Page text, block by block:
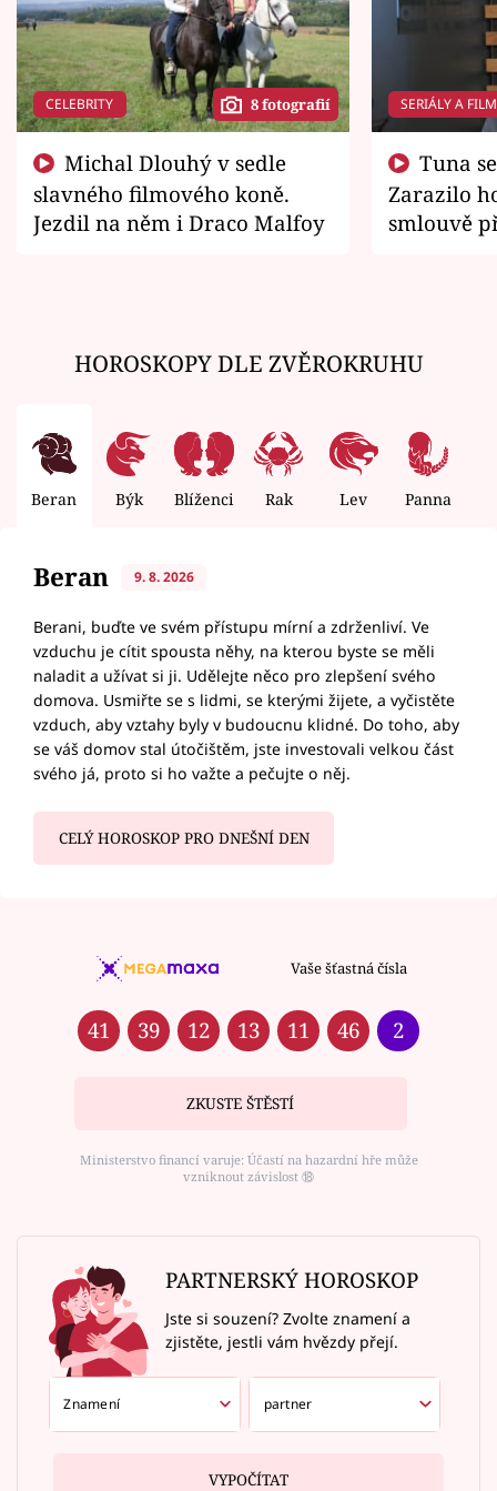
CELEBRITY 8 fotografií
slavného filmového koně.
Jezdil na něm i Draco Malfoy
SERIÁLY A
Zarazilo
smlouvě
HOROSKOPY DLE ZVĚROKRUHU
Beran Býk Blíženci Rak Lev Panna
Beran 9. 8. 2026
Berani, buďte ve svém přístupu mírní a zdrženliví. Ve
vzduchu je cítit spousta něhy, na kterou byste se měli
naladit a užívat si ji. Udělejte něco pro zlepšení svého
domova. Usmiřte se s lidmi, se kterými žijete, a vyčistěte
vzduch, aby vztahy byly v budoucnu klidné. Do toho, aby
se váš domov stal útočištěm, jste investovali velkou část
svého já, proto si ho važte a pečujte o něj.
CELÝ HOROSKOP PRO DNEŠNÍ DEN
Vaše šťastná čísla
41 39 12 13 11 46 2
ZKUSTE ŠTĚSTÍ
Ministerstvo financí varuje: Účastí na hazardní hře může
vzniknout závislost ⑱
PARTNERSKÝ HOROSKOP
Jste si souzení? Zvolte znamení a
zjistěte, jestli vám hvězdy přejí.
VYPOČÍTAT